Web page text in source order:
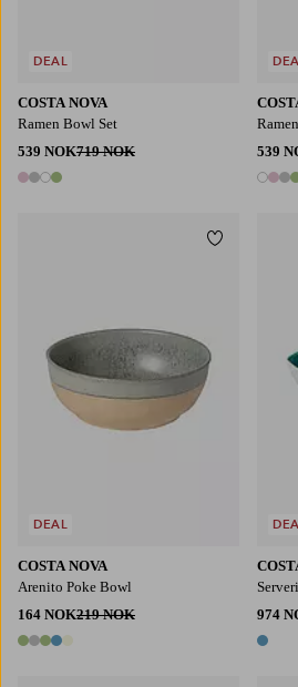
COSTA NOVA
Ramen Bowl Set
539 NOK719 NOK
4 farger
DEAL
539
4
COSTA NOVA
Arenito Poke Bowl
164 NOK219 NOK
5 farger
DEAL
Legg til
974
1 farge